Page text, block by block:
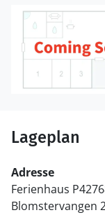
Lageplan
Adresse
Ferienhaus
Blomstervangen